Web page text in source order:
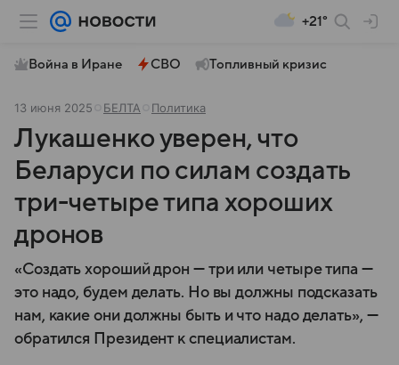
+21°
Война в Иране СВО Топливный кризис
13 июня 2025 БЕЛТА Политика
Лукашенко уверен, что
Беларуси по силам создать
три-четыре типа хороших
дронов
«Создать хороший дрон — три или четыре типа —
это надо, будем делать. Но вы должны подсказать
нам, какие они должны быть и что надо делать», —
обратился Президент к специалистам.